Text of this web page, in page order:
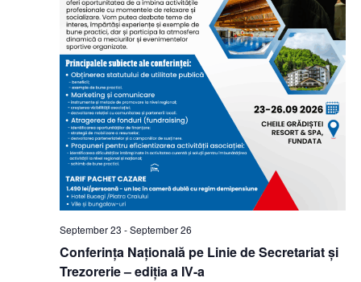
September 23 -September 26
Conferința Națională pe Linie de Secretariat și
Trezorerie – ediția a IV-a